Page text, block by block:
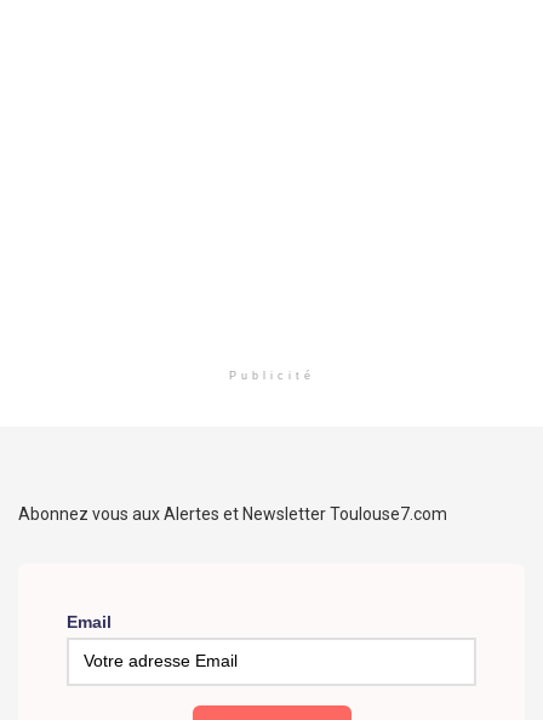
Publicité
Abonnez vous aux Alertes et Newsletter Toulouse7.com
Email